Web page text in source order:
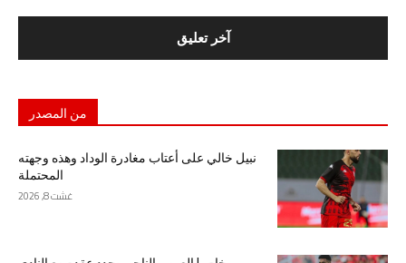
من المصدر
نبيل خالي على أعتاب مغادرة الوداد وهذه وجهته
المحتملة
غشت 8, 2026